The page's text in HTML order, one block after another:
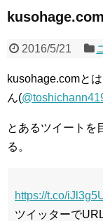
2016/5/21
kusohage.comと
ん(
とあるツイートを
る。
https://t.co/
ツイッターで